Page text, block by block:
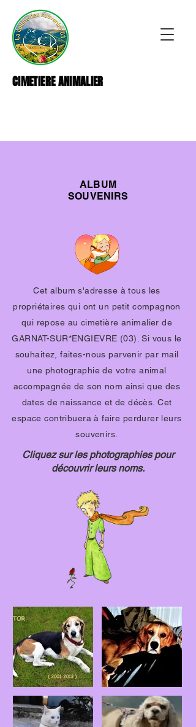
CIMETIERE ANIMALIER
ALBUM
SOUVENIRS
Cet album s'adresse à tous les
propriétaires qui ont un petit compagnon
qui repose au cimetière animalier de
GARNAT-SUR*ENGIEVRE (03). Si vous le
souhaitez, faites-nous parvenir par mail
une photographie de votre animal
accompagnée de son nom ainsi que des
dates de naissance et de décès. Cet
espace contribuera à faire perdurer leurs
souvenirs.
Cliquez sur les photographies pour
découvrir leurs noms.